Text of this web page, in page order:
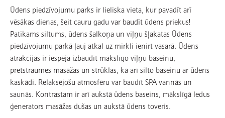
Ūdens piedzīvojumu parks ir lieliska vieta, kur pavadīt arī
vēsākas dienas, šeit cauru gadu var baudīt ūdens priekus!
Patīkams siltums, ūdens šalkoņa un viļņu šļakatas Ūdens
piedzīvojumu parkā ļauj atkal uz mirkli ienirt vasarā. Ūdens
atrakcijās ir iespēja izbaudīt mākslīgo viļņu baseinu,
pretstraumes masāžas un strūklas, kā arī silto baseinu ar ūdens
kaskādi. Relaksējošu atmosfēru var baudīt SPA vannās un
saunās. Kontrastam ir arī aukstā ūdens baseins, mākslīgā ledus
ģenerators masāžas dušas un aukstā ūdens toveris.